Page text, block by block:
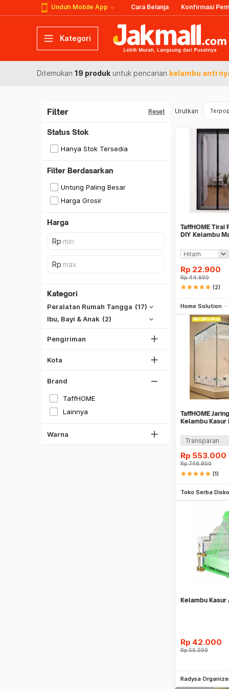
Unduh Mobile App Cara Belanja Konfirmasi
Kategori
Ditemukan 19 produk untuk pencarian kelambu anti
Filter Reset
Status Stok
Hanya Stok Tersedia
Filter Berdasarkan
Untung Paling Besar
Harga Grosir
Harga
Kategori
Peralatan Rumah Tangga (17)
Ibu, Bayi & Anak (2)
Pengiriman
SiCepat Halu
Lihat Semua
Kota
DKI Jakarta
Tangerang
Bekasi
Bogor
Lihat Semua
Brand
TaffHOME
Lainnya
Warna
Putih
Gray
Hijau
Pink
Transparan
Urutkan
TaffHOME Tirai
DIY Kelambu
Rp 22.900
Rp44.900
starstarstarstarstar (2)
Home Solution
TaffHOME
Kelambu
Transparan
Rp 553.000
Rp746.900
starstarstarstarstar (1)
Toko Serba
Kelambu Kasur
Rp 42.000
Rp55.000
Radysa